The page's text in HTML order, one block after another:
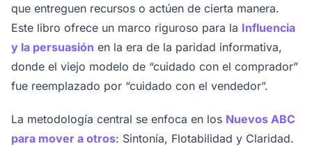
que entreguen recursos o actúen de cierta manera.
Este libro ofrece un marco riguroso para la Influencia
y la persuasión en la era de la paridad informativa,
donde el viejo modelo de “cuidado con el comprador”
fue reemplazado por “cuidado con el vendedor”.
La metodología central se enfoca en los Nuevos ABC
para mover a otros: Sintonía, Flotabilidad y Claridad.